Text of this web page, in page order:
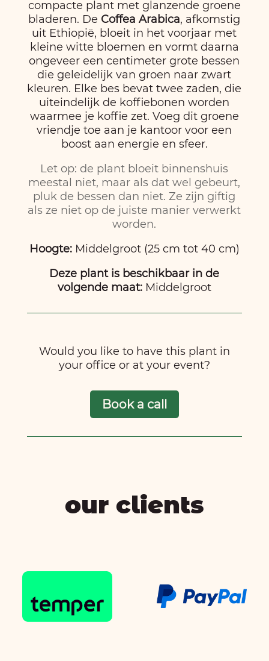
compacte plant met glanzende groene
bladeren. De Coffea Arabica, afkomstig
uit Ethiopië, bloeit in het voorjaar met
kleine witte bloemen en vormt daarna
ongeveer een centimeter grote bessen
die geleidelijk van groen naar zwart
kleuren. Elke bes bevat twee zaden, die
uiteindelijk de koffiebonen worden
waarmee je koffie zet. Voeg dit groene
vriendje toe aan je kantoor voor een
boost aan energie en sfeer.
Let op: de plant bloeit binnenshuis
meestal niet, maar als dat wel gebeurt,
pluk de bessen dan niet. Ze zijn giftig
als ze niet op de juiste manier verwerkt
worden.
Hoogte:Middelgroot (25 cm tot 40 cm)
Deze plant is beschikbaar in de
volgende maat:Middelgroot
Would you like to have this plant in
your office or at your event?
Book a call
our clients